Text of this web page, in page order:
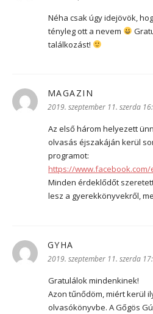
Néha csak úgy idejövök,
tényleg ott a nevem
találkozást!
MAGAZIN
2019. szeptember 11. szerda
Az első három helyezett
olvasás éjszakáján kerül
programot:
https://
Minden érdeklődőt
lesz a gyerekkönyvekről,
GYHA
2019. szeptember 11. szerda
Gratulálok mindenkinek!
Azon tűnődöm, miért kerül
olvasókönyvbe. A Gőgös